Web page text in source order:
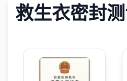
救生衣密封